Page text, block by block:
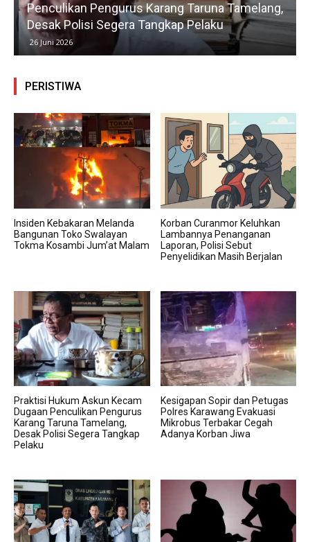
Penculikan Pengurus Karang Taruna Tamelang,
Desak Polisi Segera Tangkap Pelaku
26 Juni 2026
PERISTIWA
Insiden Kebakaran Melanda
Bangunan Toko Swalayan
Tokma Kosambi Jum’at Malam
Korban Curanmor Keluhkan
Lambannya Penanganan
Laporan, Polisi Sebut
Penyelidikan Masih Berjalan
Praktisi Hukum Askun Kecam
Dugaan Penculikan Pengurus
Karang Taruna Tamelang,
Desak Polisi Segera Tangkap
Pelaku
Kesigapan Sopir dan Petugas
Polres Karawang Evakuasi
Mikrobus Terbakar Cegah
Adanya Korban Jiwa